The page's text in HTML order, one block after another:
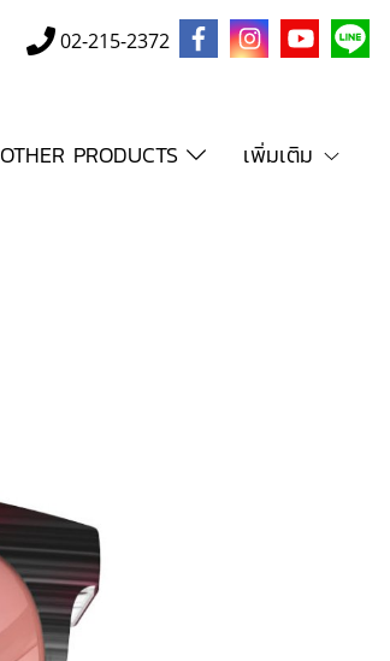
02-215-2372
OTHER PRODUCTS เพิ่มเติม